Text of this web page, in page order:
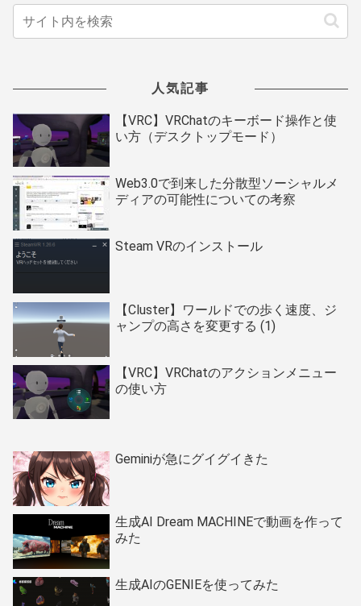
人気記事
【VRC】VRChatのキーボード操作と使
い方（デスクトップモード）
Web3.0で到来した分散型ソーシャルメ
ディアの可能性についての考察
Steam VRのインストール
【Cluster】ワールドでの歩く速度、ジ
ャンプの高さを変更する (1)
【VRC】VRChatのアクションメニュー
の使い方
Geminiが急にグイグイきた
生成AI Dream MACHINEで動画を作って
みた
生成AIのGENIEを使ってみた